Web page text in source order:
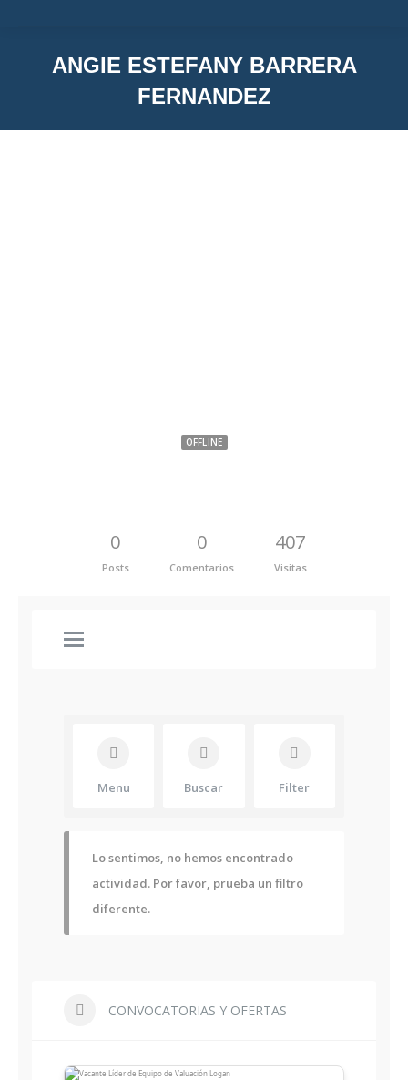
ANGIE ESTEFANY BARRERA
FERNANDEZ
OFFLINE
0
Posts
0
Comentarios
407
Visitas
Menu Buscar Filter
Lo sentimos, no hemos encontrado
actividad. Por favor, prueba un filtro
diferente.
CONVOCATORIAS Y OFERTAS